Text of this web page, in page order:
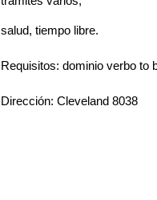
salud, tiempo libre.
Requisitos: dominio verbo to
Dirección: Cleveland 8038